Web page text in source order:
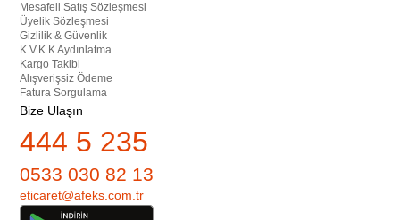
Mesafeli Satış Sözleşmesi
Üyelik Sözleşmesi
Gizlilik & Güvenlik
K.V.K.K Aydınlatma
Kargo Takibi
Alışverişsiz Ödeme
Fatura Sorgulama
Bize Ulaşın
444 5 235
0533 030 82 13
eticaret@afeks.com.tr